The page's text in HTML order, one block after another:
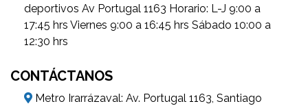
deportivos Av Portugal 1163 Horario: L-J 9:00 a
17:45 hrs Viernes 9:00 a 16:45 hrs Sábado 10:00 a
12:30 hrs
CONTÁCTANOS
Metro Irarrázaval: Av. Portugal 1163, Santiago